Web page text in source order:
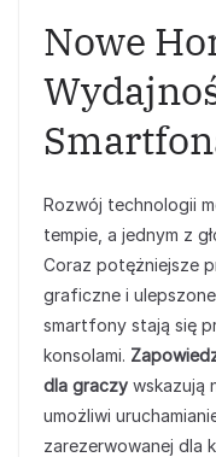
Nowe
Rozwój technologii
tempie, a jednym z
Coraz potężniejsze
graficzne i
smartfony stają się
konsolami.
dla graczy wskazują
umożliwi
zarezerwowanej dla